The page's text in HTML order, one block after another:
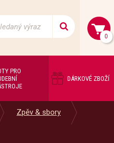
0
PRO
DÁRKOVÉ ZBOŽÍ
Zpěv & sbory